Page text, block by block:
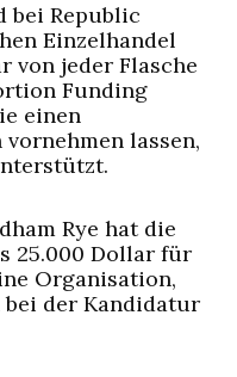
bei Republic
Einzelhandel
von jeder Flasche
Funding
einen
lassen,
Rye hat die
25.000 Dollar für
Organisation,
der Kandidatur